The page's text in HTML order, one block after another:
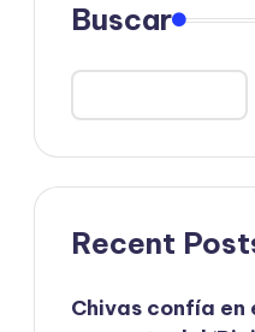
Buscar
Recent
Chivas confía en